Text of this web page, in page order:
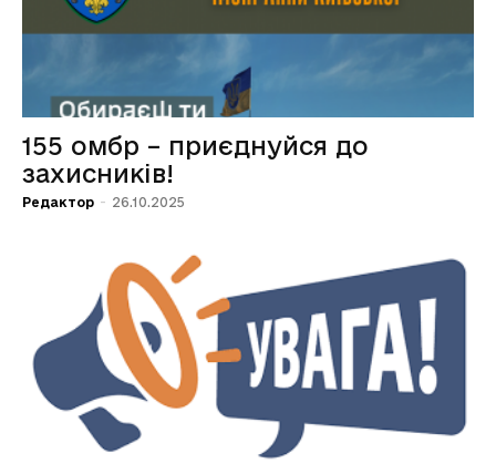
155 омбр – приєднуйся до
захисників!
Редактор - 26.10.2025